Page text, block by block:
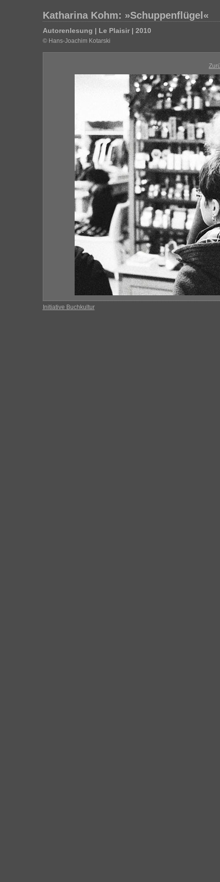
Katharina Kohm: »Schuppenflügel«
Autorenlesung | Le Plaisir | 2010
© Hans-Joachim Kotarski
Initiative Buchkultur